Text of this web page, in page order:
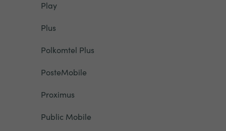
Play
Plus
Polkomtel Plus
PosteMobile
Proximus
Public Mobile